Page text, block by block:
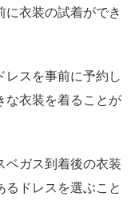
に衣装の試着ができ
レスを事前に予約し
な衣装を着ることが
ベガス到着後の衣装
るドレスを選ぶこと